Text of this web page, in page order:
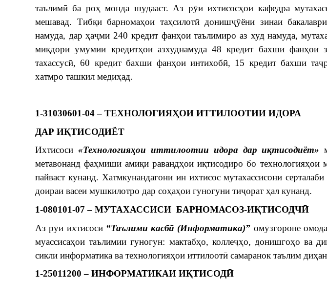
таълимӣ ба роҳ монда шудааст. Аз рӯи ихтисосҳои кафедра
мешавад. Тибқи барномаҳои таҳсилотӣ донишҷӯёни зинаи
намуда, дар ҳаҷми 240 кредит фанҳои таълимиро аз худ намуда,
миқдори умумии кредитҳои азхуднамуда 48 кредит бахши фанҳои
тахассусӣ, 60 кредит бахши фанҳои интихобӣ, 15 кредит бахши
хатмро ташкил медиҳад.
1-31030601-04 – ТЕХНОЛОГИЯҲОИ ИТТИЛООТИИ ИДОРА
ДАР ИҚТИСОДИЁТ
Ихтисоси «Технологияҳои иттилоотии идора дар иқтисодиёт»
метавонанд фаҳмиши амиқи равандҳои иқтисодиро бо технологияҳои
пайваст кунанд. Хатмкунандагони ин ихтисос мутахассисони
доираи васеи мушкилотро дар соҳаҳои гуногуни тиҷорат ҳал кунанд.
1-080101-07 – МУТАХАССИСИ БАРНОМАСОЗ-ИҚТИСОДЧӢ
Аз рӯи ихтисоси “Таълими касбӣ (Информатика)” омӯзгороне
муассисаҳои таълимии гуногун: мактабҳо, коллеҷҳо, донишгоҳо ва
сикли информатика ва технологияҳои иттилоотӣ самаранок таълим
1-25011200 – ИНФОРМАТИКАИ ИҚТИСОДӢ